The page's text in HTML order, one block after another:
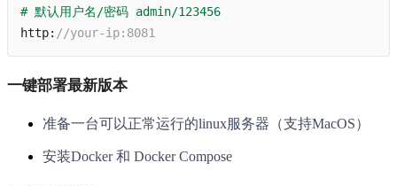
# 默认用户名/密码 admin/123456
http: //your-ip:8081
一键部署最新版本
准备一台可以正常运行的linux服务器（支持MacOS）
安装Docker 和 Docker Compose